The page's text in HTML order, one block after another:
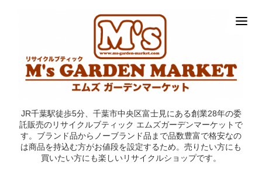
JR千葉駅徒歩5分、千葉市中央区富士見にある創業28年の委
託販売のリサイクルブティック エムズガーデンマーケットで
す。ブランド品からノーブランド品まで品数豊富で格安なの
は商品を持込む方がお値段を設定するため。売りたい方にも
買いたい方にも楽しいリサイクルショップです。